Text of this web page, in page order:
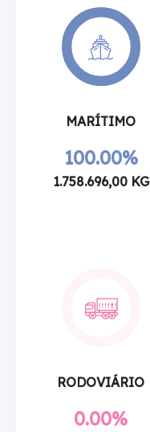
MARÍTIMO
100.00%
1.758.696,00 KG
RODOVIÁRIO
0.00%